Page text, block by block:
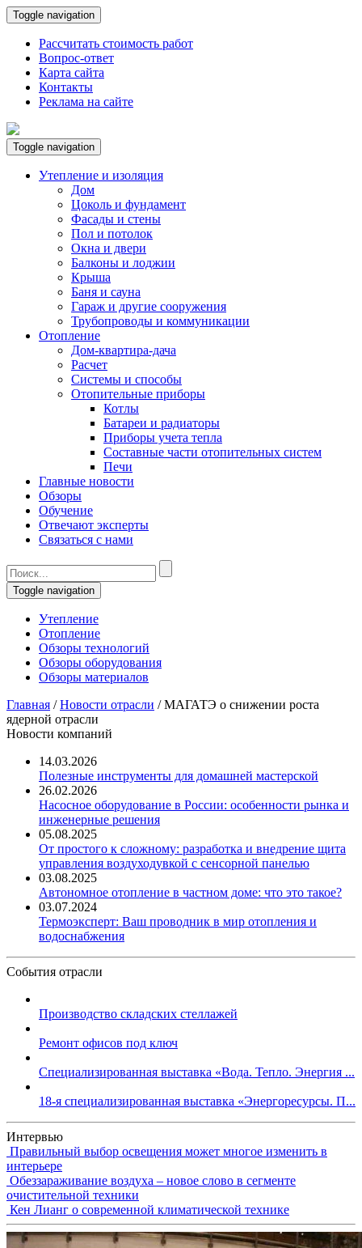
Toggle navigation
Рассчитать стоимость работ
Вопрос-ответ
Карта сайта
Контакты
Реклама на сайте
Toggle navigation
Утепление и изоляция
Дом
Цоколь и фундамент
Фасады и стены
Пол и потолок
Окна и двери
Балконы и лоджии
Крыша
Баня и сауна
Гараж и другие сооружения
Трубопроводы и коммуникации
Отопление
Дом-квартира-дача
Расчет
Системы и способы
Отопительные приборы
Котлы
Батареи и радиаторы
Приборы учета тепла
Составные части отопительных систем
Печи
Главные новости
Обзоры
Обучение
Отвечают эксперты
Связаться с нами
Toggle navigation
Утепление
Отопление
Обзоры технологий
Обзоры оборудования
Обзоры материалов
Главная /Новости отрасли /МАГАТЭ о снижении роста
ядерной отрасли
Новости компаний
14.03.2026
Полезные инструменты для домашней мастерской
26.02.2026
Насосное оборудование в России: особенности рынка и
инженерные решения
05.08.2025
От простого к сложному: разработка и внедрение щита
управления воздуходувкой с сенсорной панелью
03.08.2025
Автономное отопление в частном доме: что это такое?
03.07.2024
Термоэксперт: Ваш проводник в мир отопления и
водоснабжения
События отрасли
Производство складских стеллажей
Ремонт офисов под ключ
Специализированная выставка «Вода. Тепло. Энергия ...
18-я специализированная выставка «Энергоресурсы. П...
Интервью
Правильный выбор освещения может многое изменить в
интерьере
Обеззараживание воздуха – новое слово в сегменте
очистительной техники
Кен Лианг о современной климатической технике